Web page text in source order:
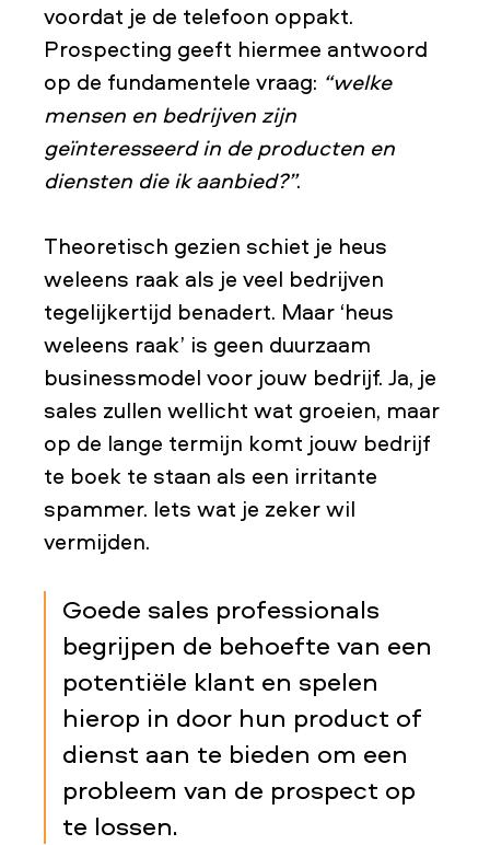
voordat je de telefoon oppakt.
Prospecting geeft hiermee antwoord
op de fundamentele vraag: “welke
mensen en bedrijven zijn
geïnteresseerd in de producten en
diensten die ik aanbied?”.
Theoretisch gezien schiet je heus
weleens raak als je veel bedrijven
tegelijkertijd benadert. Maar ‘heus
weleens raak’ is geen duurzaam
businessmodel voor jouw bedrijf. Ja, je
sales zullen wellicht wat groeien, maar
op de lange termijn komt jouw bedrijf
te boek te staan als een irritante
spammer. Iets wat je zeker wil
vermijden.
Goede sales professionals
begrijpen de behoefte van een
potentiële klant en spelen
hierop in door hun product of
dienst aan te bieden om een
probleem van de prospect op
te lossen.